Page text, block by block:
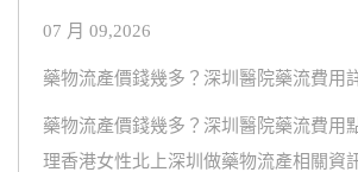
07 月 09,2026
藥物流產價錢幾多？深圳醫院藥流費用
藥物流產價錢幾多？深圳醫院藥流費用
理香港女性北上深圳做藥物流產相關資